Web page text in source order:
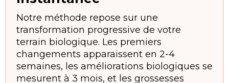
Notre méthode repose sur une
transformation progressive de votre
terrain biologique. Les premiers
changements apparaissent en 2-4
semaines, les améliorations biologiques se
mesurent à 3 mois, et les grossesses